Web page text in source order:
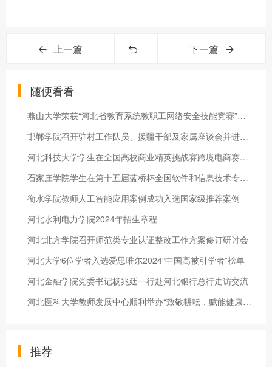
上一篇 下一篇
随便看看
燕山大学荣获“河北省教育系统教职工网络安全技能竞赛”特等奖
邯郸学院召开驻村工作队员、援疆干部及家属座谈会并进行春节慰问
河北科技大学学生在全国高校商业精英挑战赛跨境电商赛道中斩获佳绩
石家庄学院学生在第十五届蓝桥杯全国软件和信息技术专业人才大赛省赛中喜获佳绩
衡水学院教师人工智能应用案例成功入选国家级推荐案例
河北水利电力学院2024年招生章程
河北北方学院召开师范类专业认证整改工作方案修订研讨会
河北大学6位学者入选爱思唯尔2024“中国高被引学者”榜单
河北金融学院党委书记杨兆廷一行赴河北银行总行走访交流
河北医科大学教师发展中心顺利举办“致敬耕耘，赋能健康”健身培训
推荐